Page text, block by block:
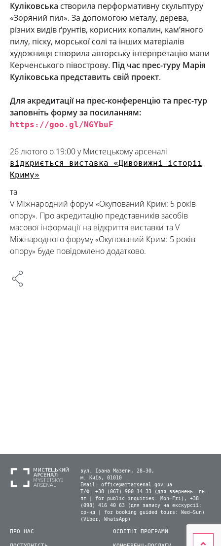
Куліковська створила перформативну скульптуру
«Зоряний пил». За допомогою металу, дерева,
різних видів ґрунтів, корисних копалин, кам’яного
пилу, піску, морської солі та інших матеріалів
художниця створила авторську інтерпретацію мапи
Керченського півострову. Під час прес-туру Марія
Куліковська представить свій проект.
Для акредитації на прес-конференцію та прес-тур
заповніть форму за посиланням:
https://goo.gl/NGYbuF
26 лютого о 19:00 у Мистецькому арсеналі
відкриється виставка «Дивовижні історії
Криму»
та
V Міжнародний форум «Окупований Крим: 5 років
опору». Про акредитацію представників засобів
масової інформації на відкриття виставки та V
Міжнародного форуму «Окупований Крим: 5 років
опору» буде повідомлено додатково.
вул. Івана Мазепи, 28-30,
м. Київ, 01010
Email: office@artarsenal.gov.ua
Т/Ф: +38 (067) 900 14 33 (для звернень: пн-
пт | for public inquiries: Mon–Fri), +38
(098) 416 40 63 (для запису на екскурсії:
ср-нд | for booking guided tours: Wed–Sun)
(Viber, WhatsApp)
ПРО НАС
ОСВІТНІ ПРОГРАМИ